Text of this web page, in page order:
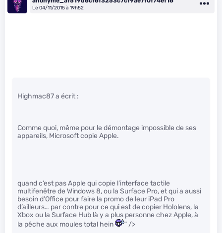
Le 04/11/2015 à 19h52
Highmac87 a écrit :
Comme quoi, même pour le démontage impossible de ses
appareils, Microsoft copie Apple.
quand c’est pas Apple qui copie l’interface tactile
multifenêtre de Windows 8, ou la Surface Pro, et qui a aussi
besoin d’Office pour faire la promo de leur iPad Pro
d’ailleurs… par contre pour ce qui est de copier Hololens, la
Xbox ou la Surface Hub là y a plus personne chez Apple, à
la pêche aux moules total hein
" />